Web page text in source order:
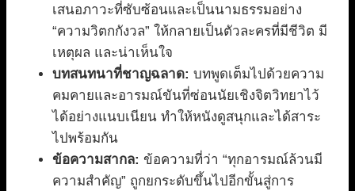
เสนอภาวะที่ซับซ้อนและเป็นนามธรรมอย่าง
“ความวิตกกังวล” ให้กลายเป็นตัวละครที่มีชีวิต มี
เหตุผล และน่าเห็นใจ
บทสนทนาที่ชาญฉลาด: บทพูดเต็มไปด้วยความ
คมคายและอารมณ์ขันที่ซ่อนนัยเชิงจิตวิทยาไว้
ได้อย่างแนบเนียน ทำให้หนังดูสนุกและได้สาระ
ไปพร้อมกัน
ข้อความสากล: ข้อความที่ว่า “ทุกอารมณ์ล้วนมี
ความสำคัญ” ถูกยกระดับขึ้นไปอีกขั้นสู่การ